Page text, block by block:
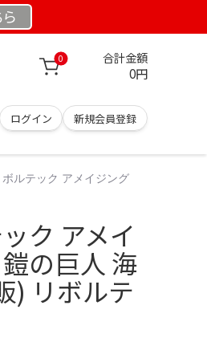
0 合計金額
0円
ログイン 新規会員登録
ルテック アメイジング
ク アメイ
の巨人 海
) リボルテ